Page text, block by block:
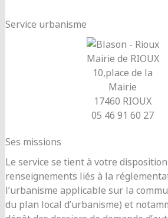
Service urbanisme
Mairie de RIOUX
10,place de la
Mairie
17460 RIOUX
05 46 91 60 27
Ses missions
Le service se tient à votre
renseignements liés à la
l’urbanisme applicable sur la
du plan local d’urbanisme) et